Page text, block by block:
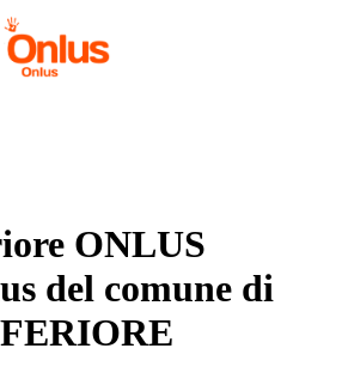
ONLUS
del comune di